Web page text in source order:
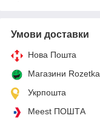
Умови доставки
Нова Пошта
Магазини Rozetka
Укрпошта
Meest ПОШТА